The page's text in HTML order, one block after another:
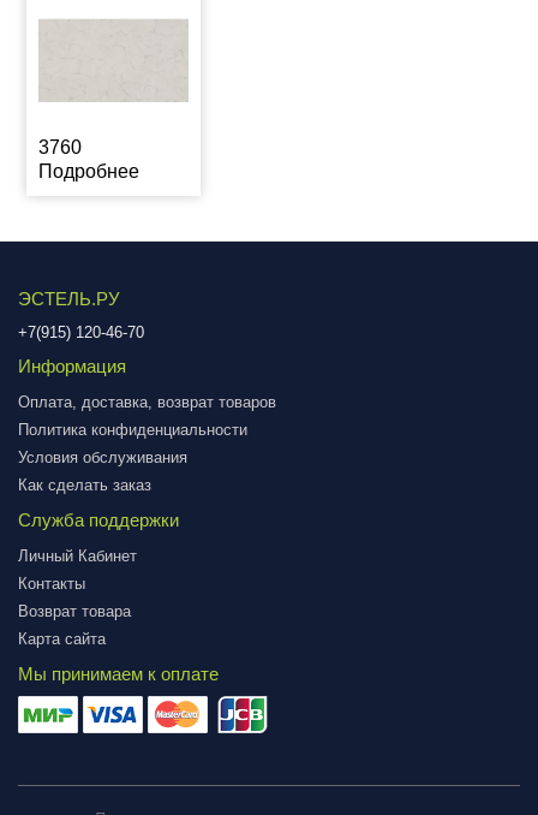
3760
Подробнее
ЭСТЕЛЬ.РУ
+7(915) 120-46-70
Информация
Оплата, доставка, возврат товаров
Политика конфиденциальности
Условия обслуживания
Как сделать заказ
Служба поддержки
Личный Кабинет
Контакты
Возврат товара
Карта сайта
Мы принимаем к оплате